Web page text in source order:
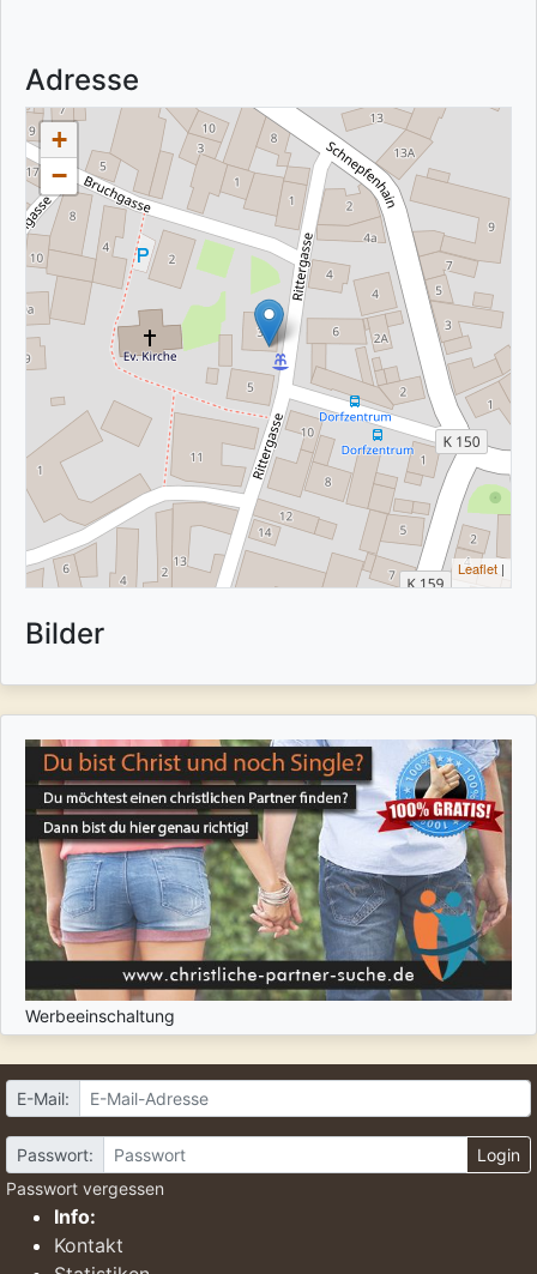
Adresse
+
−
Leaflet |
Bilder
Werbeeinschaltung
E-Mail:
Passwort:
Login
Passwort vergessen
Info:
Kontakt